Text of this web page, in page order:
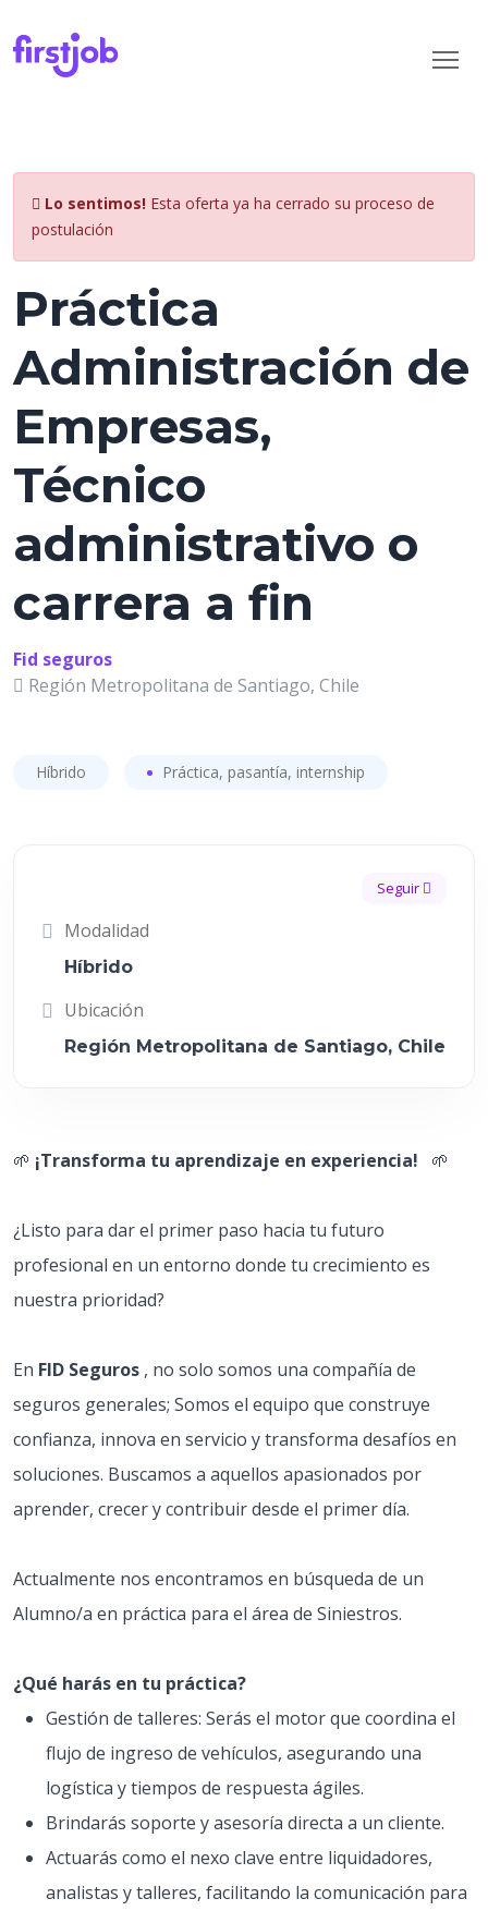
Lo sentimos! Esta oferta ya ha cerrado su proceso de
postulación
Práctica
Administración de
Empresas,
Técnico
administrativo o
carrera a fin
Fid seguros
Región Metropolitana de Santiago, Chile
Híbrido Práctica, pasantía, internship
Seguir
Modalidad
Híbrido
Ubicación
Región Metropolitana de Santiago, Chile
🌱 ¡Transforma tu aprendizaje en experiencia! 🌱
¿Listo para dar el primer paso hacia tu futuro
profesional en un entorno donde tu crecimiento es
nuestra prioridad?
En FID Seguros , no solo somos una compañía de
seguros generales; Somos el equipo que construye
confianza, innova en servicio y transforma desafíos en
soluciones. Buscamos a aquellos apasionados por
aprender, crecer y contribuir desde el primer día.
Actualmente nos encontramos en búsqueda de un
Alumno/a en práctica para el área de Siniestros.
¿Qué harás en tu práctica?
Gestión de talleres: Serás el motor que coordina el
flujo de ingreso de vehículos, asegurando una
logística y tiempos de respuesta ágiles.
Brindarás soporte y asesoría directa a un cliente.
Actuarás como el nexo clave entre liquidadores,
analistas y talleres, facilitando la comunicación para